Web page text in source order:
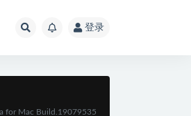
登录
for Mac Build.19079535